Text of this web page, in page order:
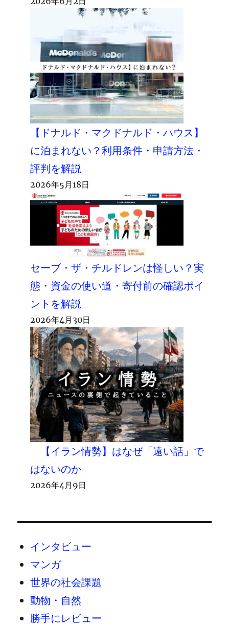
【ドナルド・マクドナルド・ハウス】
に泊まれない？利用条件・申請方法・
評判を解説
2026年5月18日
セーブ・ザ・チルドレンは怪しい？実
態・資金の使い道・寄付前の確認ポイ
ントを解説
2026年4月30日
【イラン情勢】はなぜ「遠い話」で
はないのか
2026年4月9日
インタビュー
マンガ
世界の社会課題
動物・自然
勝手にレビュー